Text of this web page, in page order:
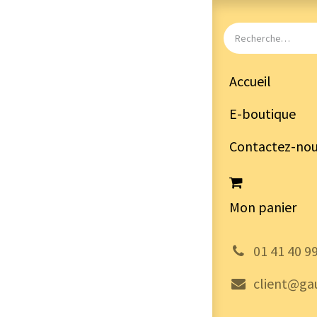
Accueil
E-boutique
Contactez-
Mon panier
01 41 40